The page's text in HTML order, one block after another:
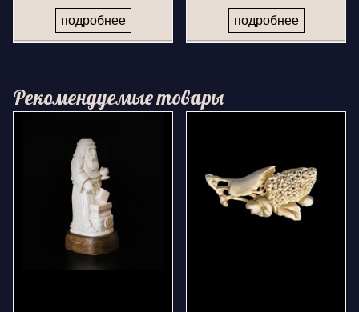
подробнее подробнее
Рекомендуемые товары